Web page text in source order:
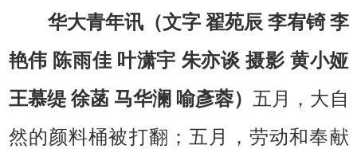
华大青年讯（文字 翟苑辰 李宥锜 李
艳伟 陈雨佳 叶潇宇 朱亦谈 摄影 黄小娅
王慕缇 徐菡 马华澜 喻彥蓉） 五月，大自
然的颜料桶被打翻；五月，劳动和奉献